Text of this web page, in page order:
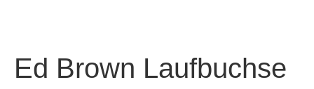
Ed Brown Laufbuchse